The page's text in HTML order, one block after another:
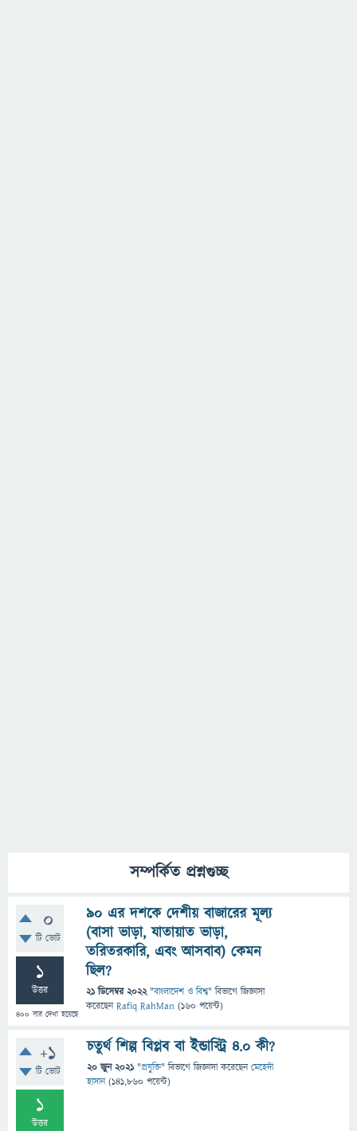
সম্পর্কিত প্রশ্নগুচ্ছ
0
টি ভোট
1
উত্তর
400 বার দেখা হয়েছে
৯০ এর দশকে দেশীয় বাজারের মূল্য
(বাসা ভাড়া, যাতায়াত ভাড়া,
তরিতরকারি, এবং আসবাব) কেমন
ছিল?
21 ডিসেম্বর 2022 "বাংলাদেশ ও বিশ্ব" বিভাগে জিজ্ঞাসা
করেছেনRafiq RahMan (160 পয়েন্ট)
+1
টি ভোট
1
উত্তর
চতুর্থ শিল্প বিপ্লব বা ইন্ডাস্ট্রি ৪.০ কী?
20 জুন 2021 "প্রযুক্তি" বিভাগে জিজ্ঞাসাকরেছেনমেহেদী
হাসান (141,860 পয়েন্ট)